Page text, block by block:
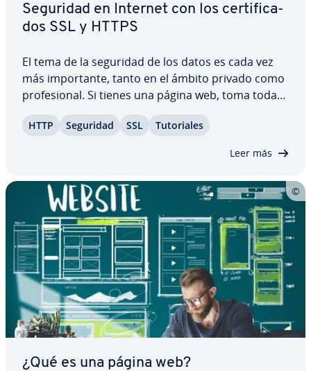
Seguridad en Internet con los ce­r­ti­fi­ca­
dos SSL y HTTPS
El tema de la seguridad de los datos es cada vez
más im­po­r­ta­n­te, tanto en el ámbito privado como
pro­fe­sio­nal. Si tienes una página web, toma todas
las pre­cau­cio­nes ne­ce­sa­rias para hacer que la
visita a tu página sea lo más segura posible y ga­ra­
HTTP Seguridad SSL Tu­to­ria­les
Leer más
¿Qué es una página web?